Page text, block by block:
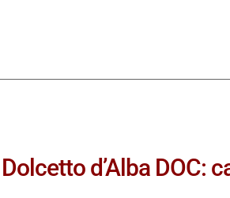
Dolcetto d’Alba DOC: